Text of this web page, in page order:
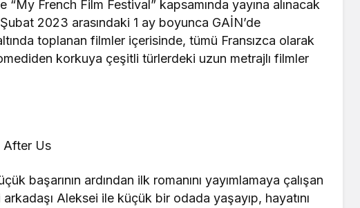
French Film Festival” kapsamında yayına alınacak
2023 arasındaki 1 ay boyunca GAİN’de
toplanan filmler içerisinde, tümü Fransızca olarak
korkuya çeşitli türlerdeki uzun metrajlı filmler
After Us
başarının ardından ilk romanını yayımlamaya çalışan
Aleksei ile küçük bir odada yaşayıp, hayatını